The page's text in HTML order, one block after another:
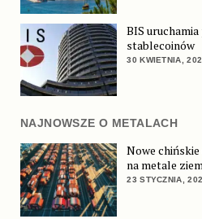
BIS
stablecoinów
30 KWIETNIA,
NAJNOWSZE O METALACH
Nowe
na metale
23 STYCZNIA,